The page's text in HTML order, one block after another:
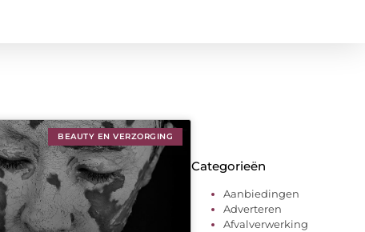
BEAUTY EN VERZORGING
Categorieën
Aanbiedingen
Adverteren
Afvalverwerking